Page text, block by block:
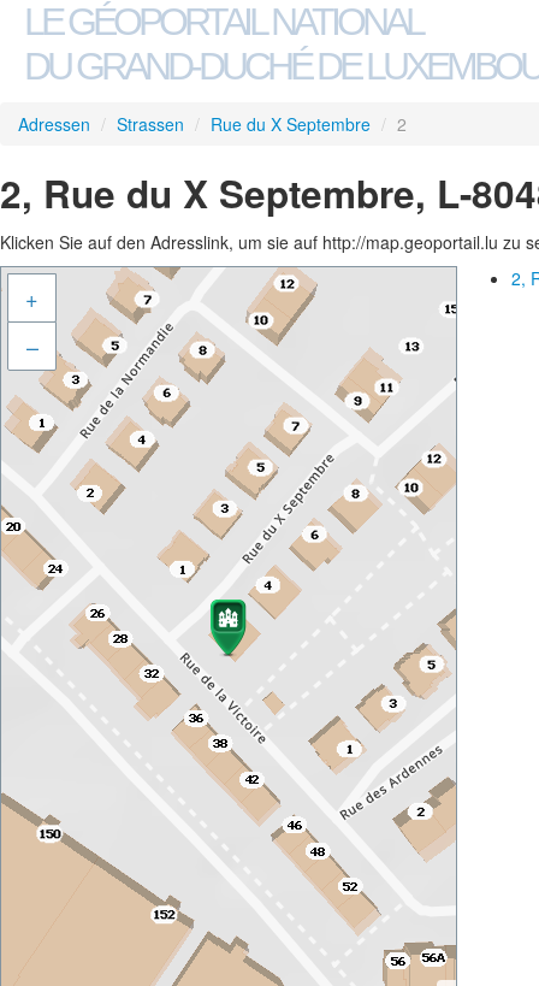
LE GÉOPORTAIL NATIONAL
DU GRAND-DUCHÉ DE
Adressen / Strassen / Rue du X Septembre / 2
2, Rue du X Septembre, L-
Klicken Sie auf den Adresslink, um sie auf http://map.geoportail.lu zu
+
–
2,